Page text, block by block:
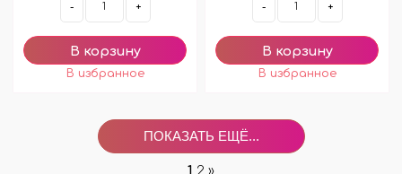
- + - +
ПОКАЗАТЬ ЕЩЁ...
1 2 »